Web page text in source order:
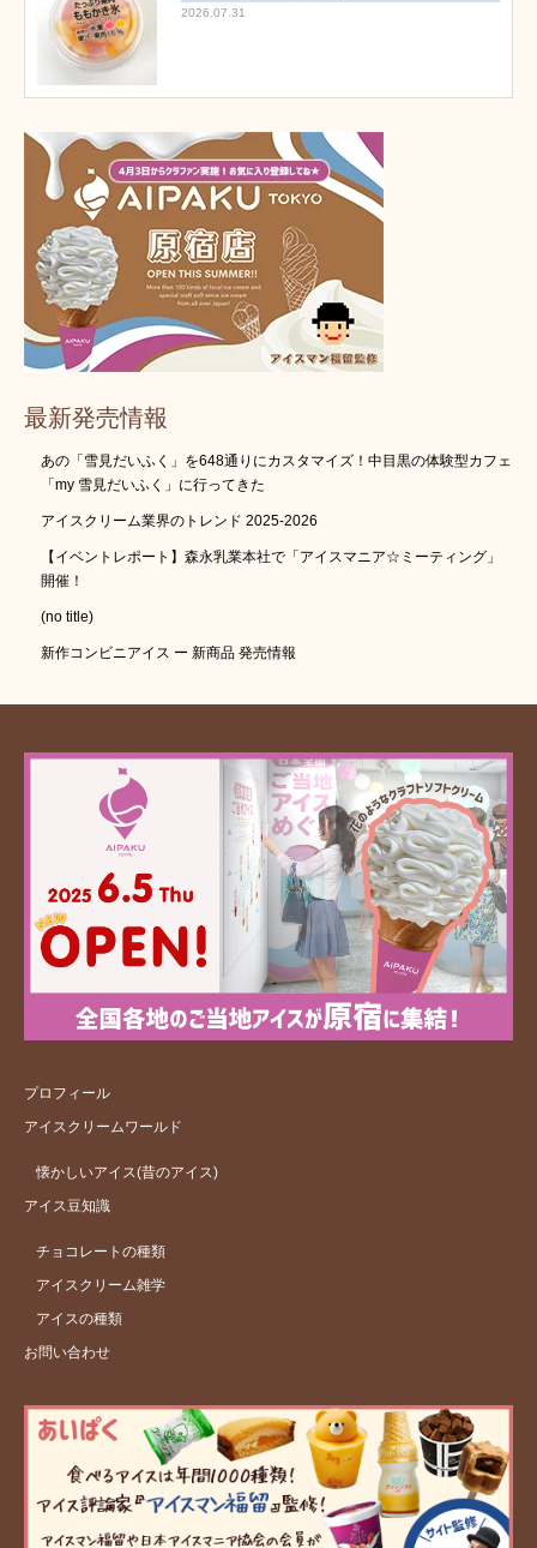
2026.07.31
最新発売情報
あの「雪見だいふく」を648通りにカスタマイズ！中目黒の体験型カフェ
「my 雪見だいふく」に行ってきた
アイスクリーム業界のトレンド 2025-2026
【イベントレポート】森永乳業本社で「アイスマニア☆ミーティング」
開催！
(no title)
新作コンビニアイス ー 新商品 発売情報
プロフィール
アイスクリームワールド
懐かしいアイス(昔のアイス)
アイス豆知識
チョコレートの種類
アイスクリーム雑学
アイスの種類
お問い合わせ